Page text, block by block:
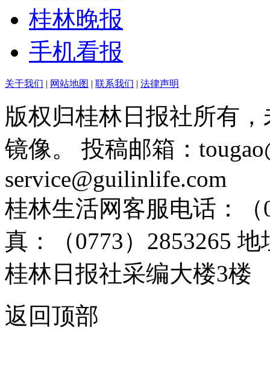
桂林晚报
手机看报
关于我们 | 网站地图 | 联系我们 | 法律声明
版权归桂林日报社所有
镜像。 投稿邮箱：
service@guilinlife.com
桂林生活网客服电话：（
真：（0773）2853265
桂林日报社采编大楼3楼
返回顶部